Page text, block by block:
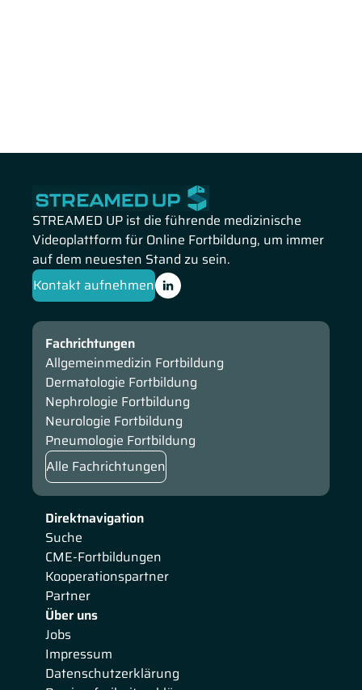
STREAMED UP ist die führende medizinische
Videoplattform für Online Fortbildung, um immer
auf dem neuesten Stand zu sein.
Kontakt aufnehmen
Direktnavigation
Suche
CME-Fortbildungen
Kooperationspartner
Partner
Über uns
Jobs
Impressum
Datenschutzerklärung
Fachrichtungen
Allgemeinmedizin Fortbildung
Dermatologie Fortbildung
Nephrologie Fortbildung
Neurologie Fortbildung
Pneumologie Fortbildung
Alle Fachrichtungen